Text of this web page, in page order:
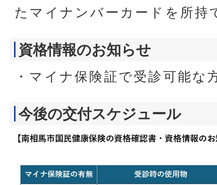
たマイナンバーカードを所持
資格情報のお知らせ
・マイナ保険証で受診可能な
今後の交付スケジュール